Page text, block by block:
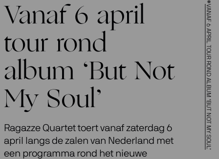
VANAF 6 APRIL TOUR ROND ALBUM ‘BUT NOT MY SOUL’
Vanaf 6 april
tour rond
album ‘But Not
My Soul’
Ragazze Quartet toert vanaf zaterdag 6
april langs de zalen van Nederland met
een programma rond het nieuwe